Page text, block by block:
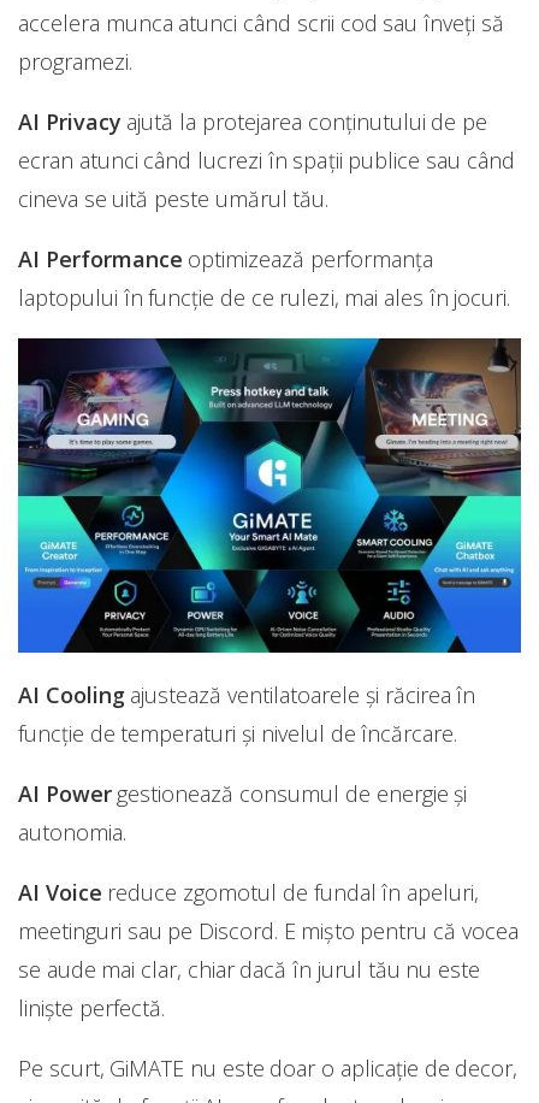
accelera munca atunci când scrii cod sau înveți să
programezi.
AI Privacy ajută la protejarea conținutului de pe
ecran atunci când lucrezi în spații publice sau când
cineva se uită peste umărul tău.
AI Performance optimizează performanța
laptopului în funcție de ce rulezi, mai ales în jocuri.
AI Coolingajustează ventilatoarele și răcirea în
funcție de temperaturi și nivelul de încărcare.
AI Powergestionează consumul de energie și
autonomia.
AI Voice reduce zgomotul de fundal în apeluri,
meetinguri sau pe Discord. E mișto pentru că vocea
se aude mai clar, chiar dacă în jurul tău nu este
liniște perfectă.
Pe scurt, GiMATE nu este doar o aplicație de decor,